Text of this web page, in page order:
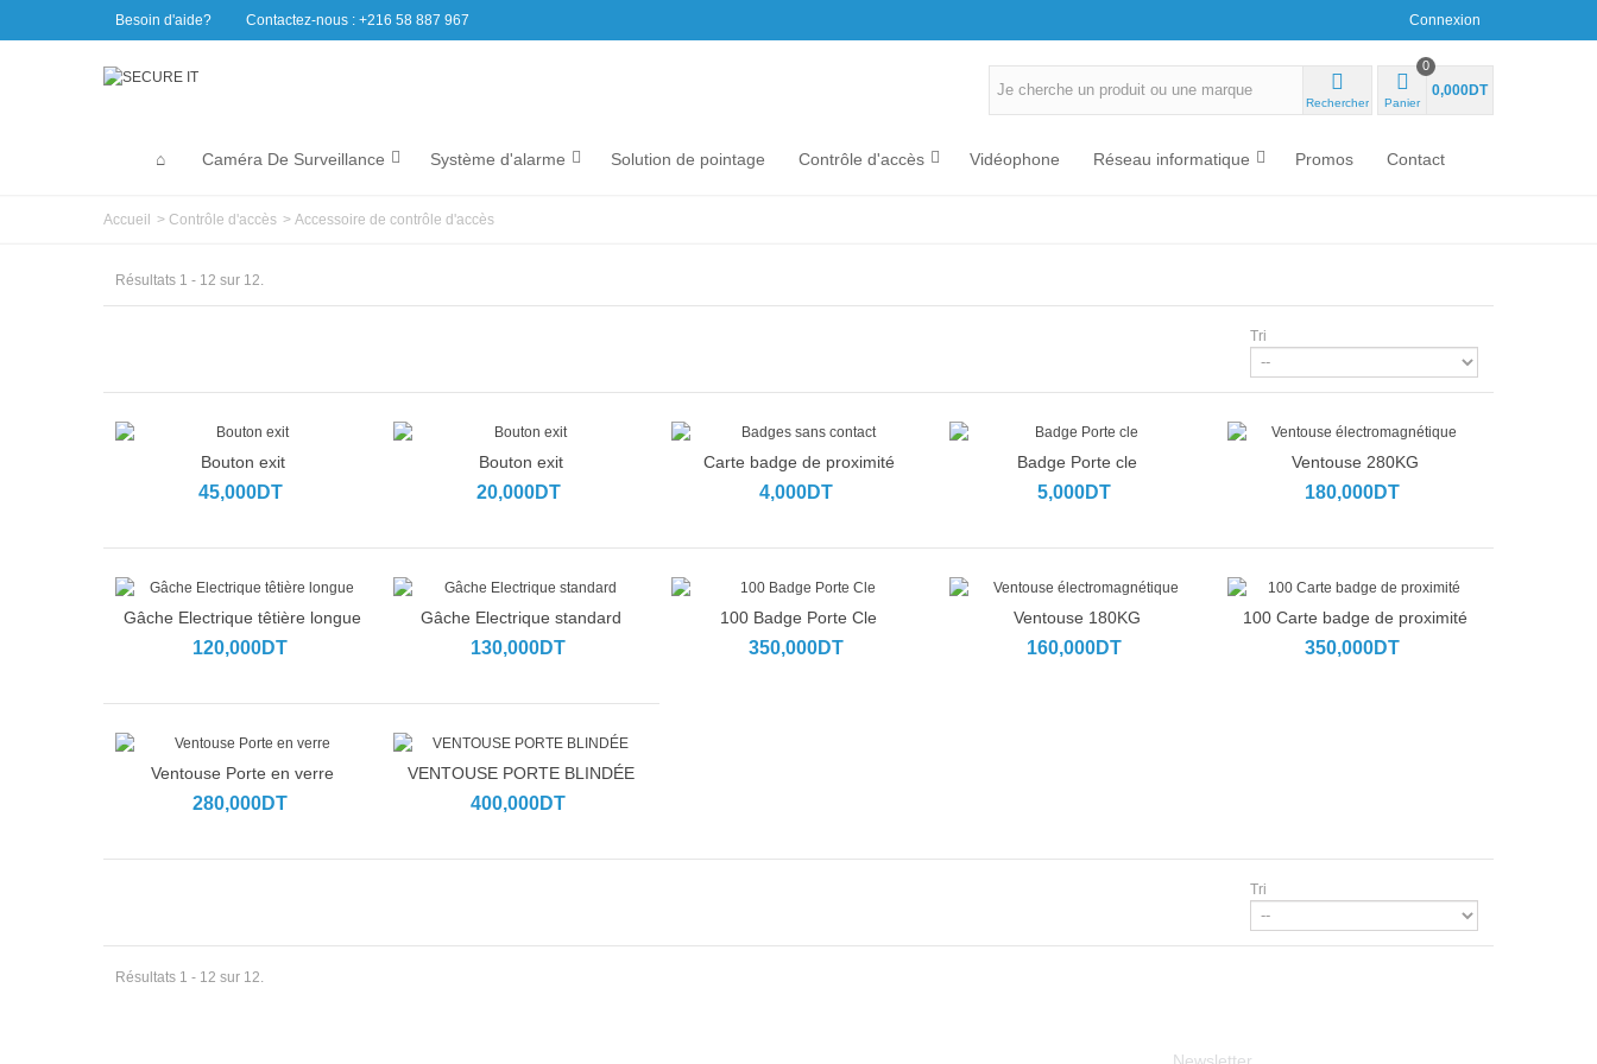
Besoin d'aide? Contactez-nous : +216 58 887 967 Connexion
Rechercher Panier
0
0,000DT
Caméra De Surveillance Système d'alarme Solution de pointage Contrôle d'accès Vidéophone Réseau informatique Promos Contact
Accueil > Contrôle d'accès > Accessoire de contrôle d'accès
Résultats 1 - 12 sur 12.
Tri
Ajouter au panier
Bouton exit
45,000DT
Ajouter au panier
Bouton exit
20,000DT
Ajouter au panier
Carte badge de proximité
4,000DT
Ajouter au panier
Badge Porte cle
5,000DT
Ajouter au panier
Ventouse 280KG
180,000DT
Ajouter au panier
Gâche Electrique têtière longue
120,000DT
Ajouter au panier
Gâche Electrique standard
130,000DT
Ajouter au panier
100 Badge Porte Cle
350,000DT
Ajouter au panier
Ventouse 180KG
160,000DT
Ajouter au panier
100 Carte badge de proximité
350,000DT
Ajouter au panier
Ventouse Porte en verre
280,000DT
Ajouter au panier
VENTOUSE PORTE BLINDÉE
400,000DT
Tri
Résultats 1 - 12 sur 12.
Newsletter